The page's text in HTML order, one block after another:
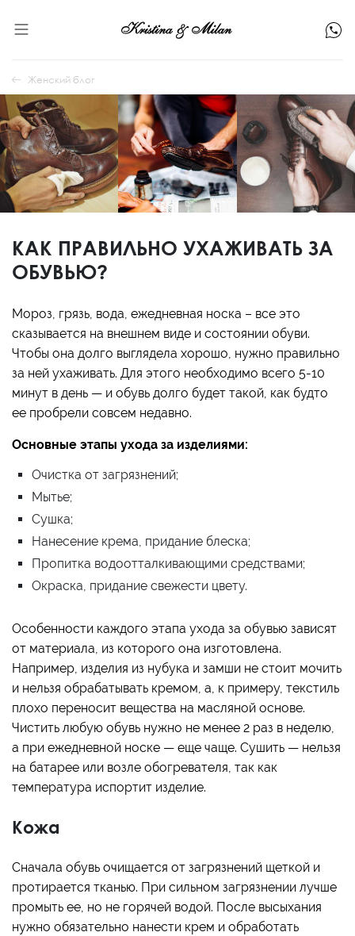
Женский блог
КАК ПРАВИЛЬНО УХАЖИВАТЬ ЗА
ОБУВЬЮ?
Мороз, грязь, вода, ежедневная носка – все это
сказывается на внешнем виде и состоянии обуви.
Чтобы она долго выглядела хорошо, нужно правильно
за ней ухаживать. Для этого необходимо всего 5-10
минут в день — и обувь долго будет такой, как будто
ее пробрели совсем недавно.
Основные этапы ухода за изделиями:
Очистка от загрязнений;
Мытье;
Сушка;
Нанесение крема, придание блеска;
Пропитка водоотталкивающими средствами;
Окраска, придание свежести цвету.
Особенности каждого этапа ухода за обувью зависят
от материала, из которого она изготовлена.
Например, изделия из нубука и замши не стоит мочить
и нельзя обрабатывать кремом, а, к примеру, текстиль
плохо переносит вещества на масляной основе.
Чистить любую обувь нужно не менее 2 раз в неделю,
а при ежедневной носке — еще чаще. Сушить — нельзя
на батарее или возле обогревателя, так как
температура испортит изделие.
Кожа
Сначала обувь очищается от загрязнений щеткой и
протирается тканью. При сильном загрязнении лучше
промыть ее, но не горячей водой. После высыхания
нужно обязательно нанести крем и обработать